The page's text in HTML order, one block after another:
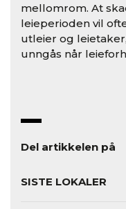
mellomrom. At
leieperioden vil
utleier og
unngås når
Del artikkelen på
SISTE LOKALER